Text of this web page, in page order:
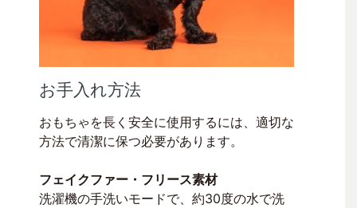
お手入れ方法
おもちゃを長く安全に使用するには、適切な
方法で清潔に保つ必要があります。
フェイクファー・フリース素材
洗濯機の手洗いモードで、約30度の水で洗